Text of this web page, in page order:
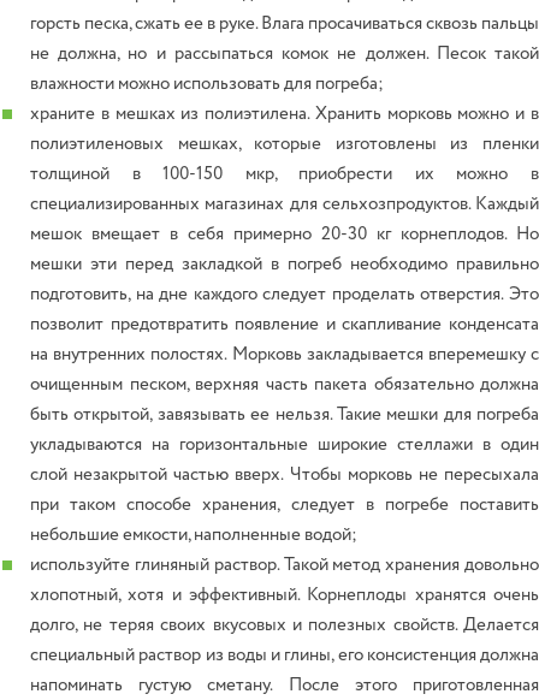
горсть песка, сжать ее в руке. Влага просачиваться сквозь пальцы
не должна, но и рассыпаться комок не должен. Песок такой
влажности можно использовать для погреба;
храните в мешках из полиэтилена. Хранить морковь можно и в
полиэтиленовых мешках, которые изготовлены из пленки
толщиной в 100-150 мкр, приобрести их можно в
специализированных магазинах для сельхозпродуктов. Каждый
мешок вмещает в себя примерно 20-30 кг корнеплодов. Но
мешки эти перед закладкой в погреб необходимо правильно
подготовить, на дне каждого следует проделать отверстия. Это
позволит предотвратить появление и скапливание конденсата
на внутренних полостях. Морковь закладывается вперемешку с
очищенным песком, верхняя часть пакета обязательно должна
быть открытой, завязывать ее нельзя. Такие мешки для погреба
укладываются на горизонтальные широкие стеллажи в один
слой незакрытой частью вверх. Чтобы морковь не пересыхала
при таком способе хранения, следует в погребе поставить
небольшие емкости, наполненные водой;
используйте глиняный раствор. Такой метод хранения довольно
хлопотный, хотя и эффективный. Корнеплоды хранятся очень
долго, не теряя своих вкусовых и полезных свойств. Делается
специальный раствор из воды и глины, его консистенция должна
напоминать густую сметану. После этого приготовленная